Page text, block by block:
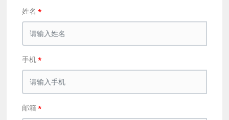
姓名
手机
邮箱